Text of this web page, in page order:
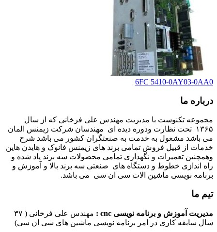
6FC 5410-0AY03-0AA0
درباره ما
مجموعه تکنوست با مدیریت مهندس علی فرخانی که از سال
۱۳۶۵ تحت نظارت ودوره دیده ای مهندسان شرکت زیمنس المان
می باشد مشغول به خدمت به صنعتگران کشور می باشد شرح
خدمات از قبیل فروش تمامی برند های زیمنس فانوک و هایدن هاین
وهمچنین تعمیرات و نگهداری تمامی محصولات سه برند یاد شده و
راه اندازی خطوط و دستگاه های صنعتی سه برند بالا و آموزش و
برنامه نویسی ماشین الات سی ان سی می باشد.
تیم ما
مدیریت آموزش و برنامه نویسی cnc :
مهندس علی فرخانی ( ۳۷
سال سابقه کاری در امر برنامه نویسی ماشین های سی ان سی)